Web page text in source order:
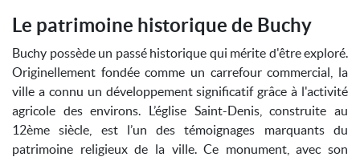
Le patrimoine historique de Buchy
Buchy possède un passé historique qui mérite d'être exploré.
Originellement fondée comme un carrefour commercial, la
ville a connu un développement significatif grâce à l'activité
agricole des environs. L’église Saint-Denis, construite au
12ème siècle, est l’un des témoignages marquants du
patrimoine religieux de la ville. Ce monument, avec son